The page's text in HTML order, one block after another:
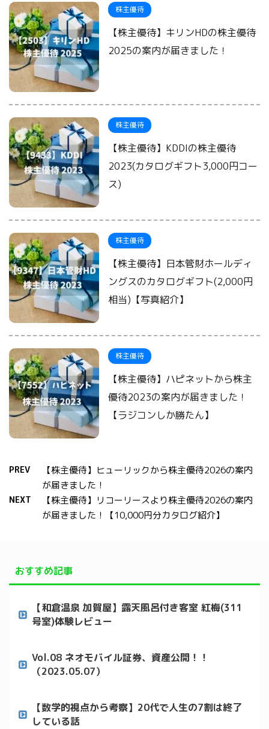
株主優待
【株主優待】キリンHDの株主優待
2025の案内が届きました！
株主優待
【株主優待】KDDIの株主優待
2023(カタログギフト3,000円コー
ス)
株主優待
【株主優待】日本管財ホールディ
ングスのカタログギフト(2,000円
相当)【写真紹介】
株主優待
【株主優待】ハピネットから株主
優待2023の案内が届きました！
【ラジコンしか勝たん】
PREV
【株主優待】ヒューリックから株主優待2026の案内
が届きました！
NEXT
【株主優待】リコーリースより株主優待2026の案内
が届きました！【10,000円分カタログ紹介】
おすすめ記事
【和倉温泉 加賀屋】露天風呂付き客室 紅梅(311
号室)体験レビュー
Vol.08 ネオモバイル証券、資産公開！！
（2023.05.07）
【数学的視点から考察】20代で人生の7割は終了
している話